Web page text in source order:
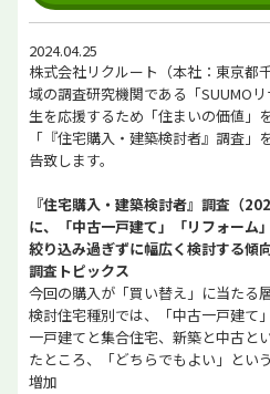
2024.04.25
株式会社リクルート（本社：東京都
域の調査研究機関である「SUUMO
生を応援するため「住まいの価値」
「『住宅購入・建築検討者』調査
告致します。
『住宅購入・建築検討者』調査（
に、「中古一戸建て」「リフォーム
絞り込み過ぎずに幅広く検討する傾
調査トピックス
今回の購入が「買い替え」に当たる
検討住宅種別では、「中古一戸建て
一戸建てと集合住宅、新築と中古と
たところ、「どちらでもよい」とい
増加